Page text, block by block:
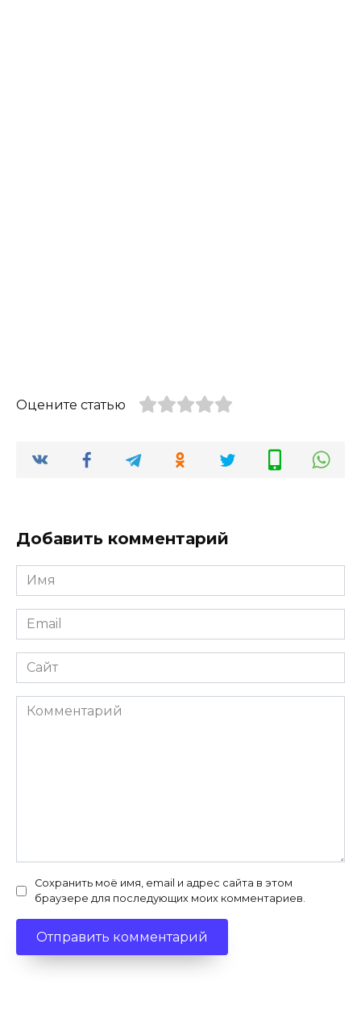
Оцените статью
Добавить комментарий
Имя
*
Email
*
Сайт
Комментарий
Сохранить моё имя, email и адрес сайта в этом
браузере для последующих моих комментариев.